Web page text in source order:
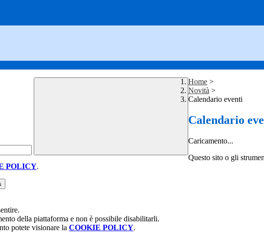
Home >
Novità >
Calendario eventi
Calendario
Caricamento...
Questo sito o gli
POLICY.
della piattaforma e non è possibile disabilitarli.
potete visionare la COOKIE POLICY.